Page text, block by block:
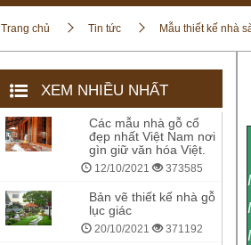
Trang chủ Tin tức Mẫu thiết kế nhà
XEM NHIỀU NHẤT
Các mẫu nhà gỗ cổ
đẹp nhất Việt Nam nơi
gìn giữ văn hóa Việt.
12/10/2021 373585
Bản vẽ thiết kế nhà gỗ
lục giác
20/10/2021 371192